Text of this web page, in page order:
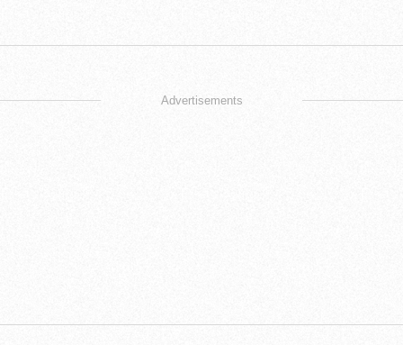
Advertisements